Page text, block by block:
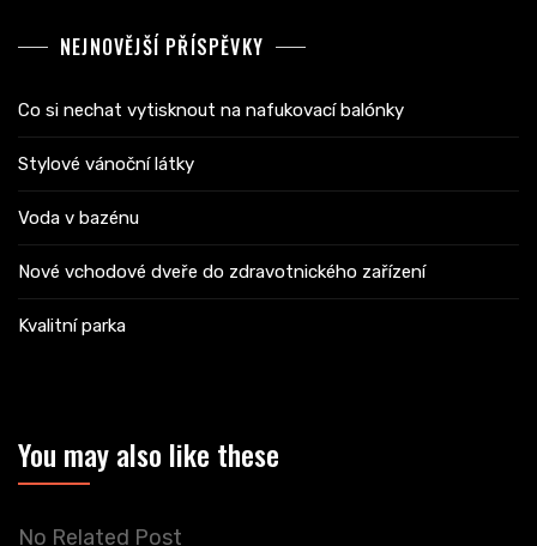
NEJNOVĚJŠÍ PŘÍSPĚVKY
Co si nechat vytisknout na nafukovací balónky
Stylové vánoční látky
Voda v bazénu
Nové vchodové dveře do zdravotnického zařízení
Kvalitní parka
You may also like these
No Related Post